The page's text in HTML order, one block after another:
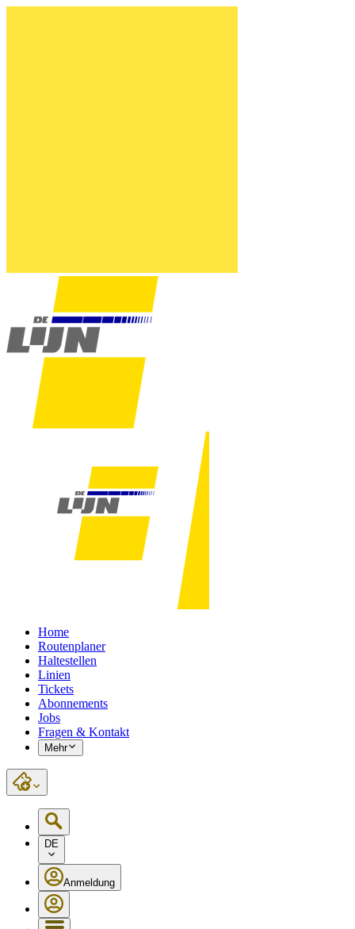
Home
Routenplaner
Haltestellen
Linien
Tickets
Abonnements
Jobs
Fragen & Kontakt
Mehr
DE
Anmeldung